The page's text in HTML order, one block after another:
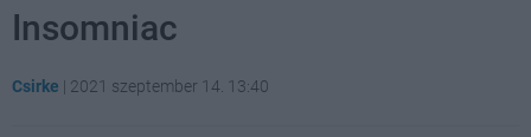
Insomniac
Csirke | 2021 szeptember 14. 13:40